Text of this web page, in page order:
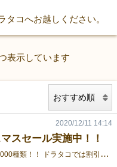
コへお越しください。
表示しています
スセール実施中！！
セ
ール対象商品は約2,000種類！！ ドラタコでは割引率の中央値が18％ＯＦＦのクリスマスセールを実施中です。 普段はセール対象外のカスタムダイスがセール対象！ 商品合計金額が10,000円以上でアレが貰える！ セール対象商品は約2,000種類！ 来年のゲームに向けて、この機会にサイコロを新調してみませんか？ クリスマスセール実施中のドラタコ本店はこちらから ドラタコ
2020/12/11 14:14